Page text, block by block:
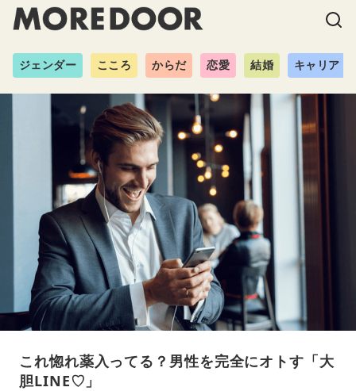
ジェンダー こころ からだ 恋愛 結婚 キャリア
これ惚れ薬入ってる？男性を完全にオトす「大
胆LINE♡」